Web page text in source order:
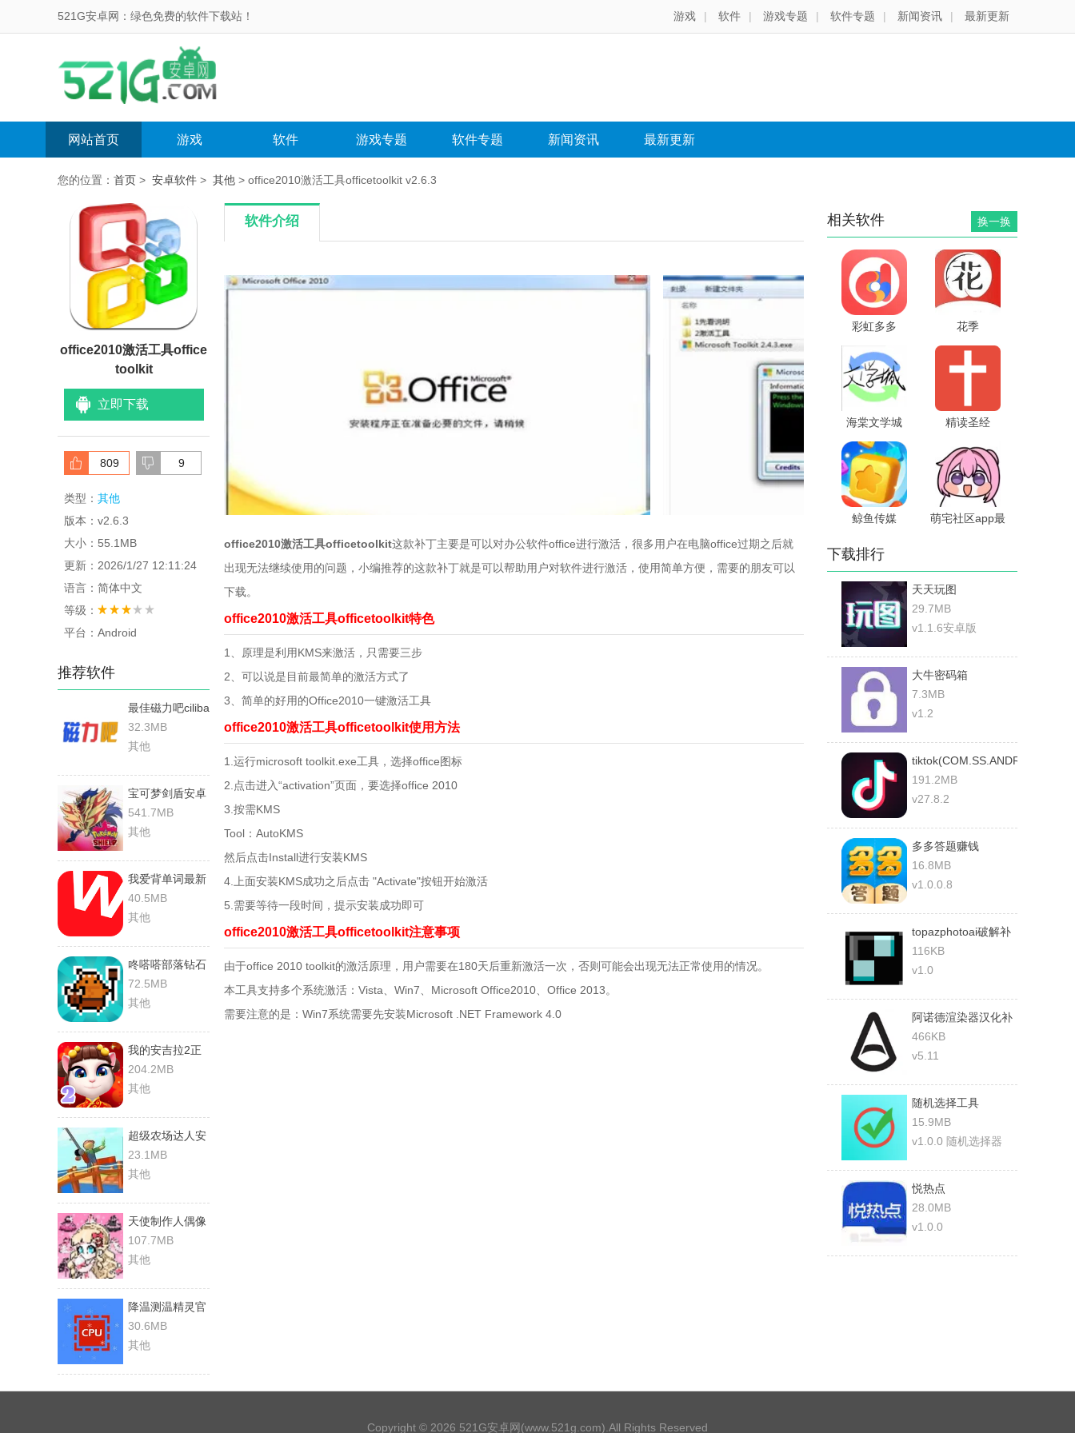
521G安卓网：绿色免费的软件下载站！ 游戏 | 软件 | 游戏专题 | 软件专题 | 新闻资讯 | 最新更新
网站首页 游戏 软件 游戏专题 软件专题 新闻资讯 最新更新
您的位置： 首页 > 安卓软件 > 其他 > office2010激活工具officetoolkit v2.6.3
office2010激活工具office
toolkit
立即下载
809 9
类型： 其他
版本：v2.6.3
大小：55.1MB
更新：2026/1/27 12:11:24
语言：简体中文
等级：
平台：Android
推荐软件
最佳磁力吧ciliba
正版
32.3MB
其他
宝可梦剑盾安卓
免费版
541.7MB
其他
我爱背单词最新
版
40.5MB
其他
咚嗒嗒部落钻石
修改器免费版
72.5MB
其他
我的安吉拉2正
版
204.2MB
其他
超级农场达人安
卓免费版
23.1MB
其他
天使制作人偶像
养成安卓官方版
107.7MB
其他
降温测温精灵官
方正版
30.6MB
其他
软件介绍
office2010激活工具officetoolkit这款补丁主要是可以对办公软件office进行激活，很多用户在电脑office过期之后就
出现无法继续使用的问题，小编推荐的这款补丁就是可以帮助用户对软件进行激活，使用简单方便，需要的朋友可以
下载。
office2010激活工具officetoolkit特色
1、原理是利用KMS来激活，只需要三步
2、可以说是目前最简单的激活方式了
3、简单的好用的Office2010一键激活工具
office2010激活工具officetoolkit使用方法
1.运行microsoft toolkit.exe工具，选择office图标
2.点击进入“activation”页面，要选择office 2010
3.按需KMS
Tool：AutoKMS
然后点击Install进行安装KMS
4.上面安装KMS成功之后点击 "Activate"按钮开始激活
5.需要等待一段时间，提示安装成功即可
office2010激活工具officetoolkit注意事项
由于office 2010 toolkit的激活原理，用户需要在180天后重新激活一次，否则可能会出现无法正常使用的情况。
本工具支持多个系统激活：Vista、Win7、Microsoft Office2010、Office 2013。
需要注意的是：Win7系统需要先安装Microsoft .NET Framework 4.0
换一换
相关软件
彩虹多多 花季
海棠文学城 精读圣经
鲸鱼传媒
萌宅社区app最
下载排行
天天玩图
29.7MB
v1.1.6安卓版
大牛密码箱
7.3MB
v1.2
国际版
191.2MB
v27.8.2
多多答题赚钱
16.8MB
v1.0.0.8
topazphotoai破解补
丁
116KB
v1.0
阿诺德渲染器汉化补
丁最新
466KB
v5.11
随机选择工具
15.9MB
v1.0.0 随机选择器
悦热点
28.0MB
v1.0.0
Copyright © 2026 521G安卓网(www.521g.com) .All Rights Reserved